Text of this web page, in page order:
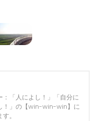
「人によし！」「自分に
！」の【win-win-win】に
。